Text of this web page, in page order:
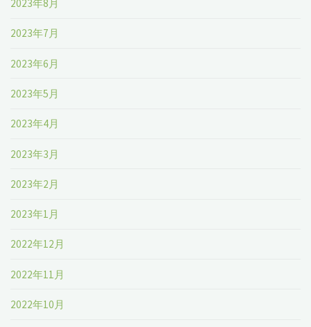
2023年8月
2023年7月
2023年6月
2023年5月
2023年4月
2023年3月
2023年2月
2023年1月
2022年12月
2022年11月
2022年10月